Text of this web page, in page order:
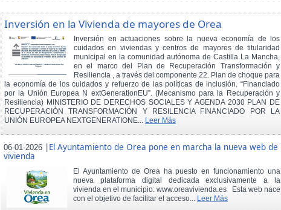
Inversión en la Vivienda de mayores de Orea
Inversión en actuaciones sobre la nueva economía de los
cuidados en viviendas y centros de mayores de titularidad
municipal en la comunidad autónoma de Castilla La Mancha,
en el marco del Plan de Recuperación Transformación y
Resiliencia , a través del componente 22. Plan de choque para
la economía de los cuidados y refuerzo de las políticas de inclusión. “Financiado
por la Unión Europea N extGenerationEU”. (Mecanismo para la Recuperación y
Resiliencia) MINISTERIO DE DERECHOS SOCIALES Y AGENDA 2030 PLAN DE
RECUPERACIÓN TRANSFORMACIÓN Y RESILENCIA FINANCIADO POR LA
UNIÓN EUROPEA NEXTGENERATIONE... Leer Más
06-01-2026 |El Ayuntamiento de Orea pone en marcha la nueva web de
vivienda
El Ayuntamiento de Orea ha puesto en funcionamiento una
nueva plataforma digital dedicada exclusivamente a la
vivienda en el municipio: www.oreavivienda.es Esta web nace
con el objetivo de facilitar el acceso... Leer Más